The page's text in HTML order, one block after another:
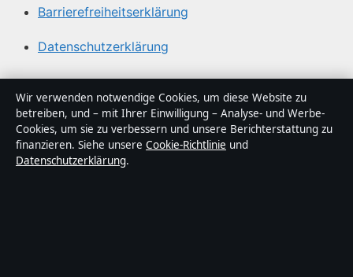
Barrierefreiheitserklärung
Datenschutzerklärung
Über Politikstudio in Kürze
Politikstudio ist ein unabhängiger digitaler
Nachrichtenanbieter mit Fokus auf Politik, Wirtschaft,
Technik und Gesellschaft in Deutschland. Jeder Artikel
Wir verwenden notwendige Cookies, um diese Website zu
betreiben, und – mit Ihrer Einwilligung – Analyse- und Werbe-
Cookies, um sie zu verbessern und unsere Berichterstattung zu
finanzieren. Siehe unsere Cookie-Richtlinie und
Datenschutzerklärung.